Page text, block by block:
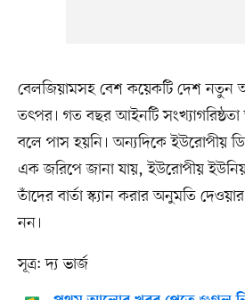
বেলজিয়ামসহ বেশ কয়েকটি দেশ নতুন
তৎপর। গত বছর আইনটি সংখ্যাগরিষ্ঠতা
বলে পাস হয়নি। অন্যদিকে ইউরোপীয়
এক জরিপে জানা যায়, ইউরোপীয়
তাঁদের বার্তা স্ক্যান করার অনুমতি
নন।
সূত্র: দ্য ভার্জ